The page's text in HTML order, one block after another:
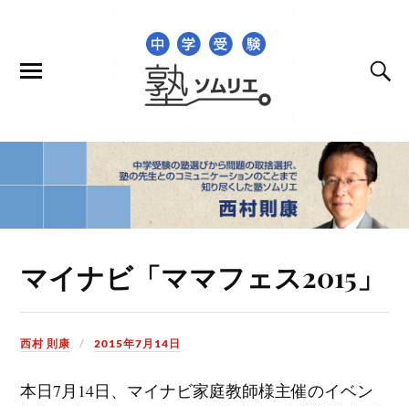
マイナビ「ママフェス2015」
西村 則康 2015年7月14日
本日7月14日、マイナビ家庭教師様主催のイベン